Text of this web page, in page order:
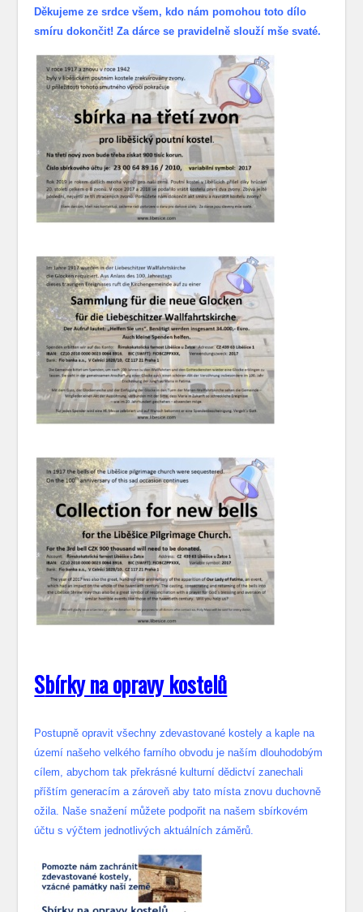
Děkujeme ze srdce všem, kdo nám pomohou toto dílo
smíru dokončit! Za dárce se pravidelně slouží mše svaté.
Sbírky na opravy kostelů
Postupně opravit všechny zdevastované kostely a kaple na
území našeho velkého farního obvodu je naším dlouhodobým
cílem, abychom tak překrásné kulturní dědictví zanechali
příštím generacím a zároveň aby tato místa znovu duchovně
ožila. Naše snažení můžete podpořit na našem sbírkovém
účtu s výčtem jednotlivých aktuálních záměrů.